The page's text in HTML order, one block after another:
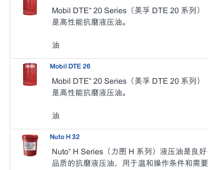
Mobil DTE™ 20 Series（美孚 DTE 20 系列）
是高性能抗磨液压油。
油
Mobil DTE 26
Mobil DTE™ 20 Series（美孚 DTE 20 系列）
是高性能抗磨液压油。
油
Nuto H 32
Nuto™ H Series（力图 H 系列）液压油是良好
品质的抗磨液压油，用于温和操作条件和需要